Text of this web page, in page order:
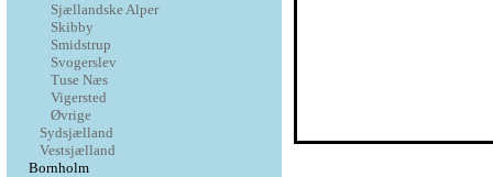
Sjællandske Alper
Skibby
Smidstrup
Svogerslev
Tuse Næs
Vigersted
Øvrige
Sydsjælland
Vestsjælland
Bornholm